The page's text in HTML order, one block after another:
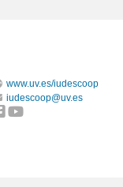
www.uv.es/iudescoop
iudescoop@uv.es